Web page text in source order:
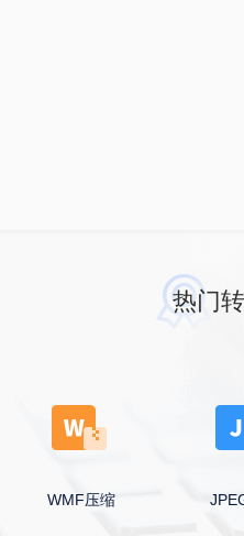
热门
WMF压缩